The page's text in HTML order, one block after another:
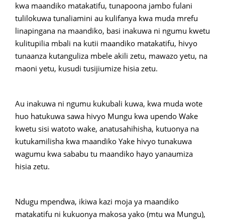
kwa maandiko matakatifu, tunapoona jambo fulani
tulilokuwa tunaliamini au kulifanya kwa muda mrefu
linapingana na maandiko, basi inakuwa ni ngumu kwetu
kulitupilia mbali na kutii maandiko matakatifu, hivyo
tunaanza kutanguliza mbele akili zetu, mawazo yetu, na
maoni yetu, kusudi tusijiumize hisia zetu.
Au inakuwa ni ngumu kukubali kuwa, kwa muda wote
huo hatukuwa sawa hivyo Mungu kwa upendo Wake
kwetu sisi watoto wake, anatusahihisha, kutuonya na
kutukamilisha kwa maandiko Yake hivyo tunakuwa
wagumu kwa sababu tu maandiko hayo yanaumiza
hisia zetu.
Ndugu mpendwa, ikiwa kazi moja ya maandiko
matakatifu ni kukuonya makosa yako (mtu wa Mungu),